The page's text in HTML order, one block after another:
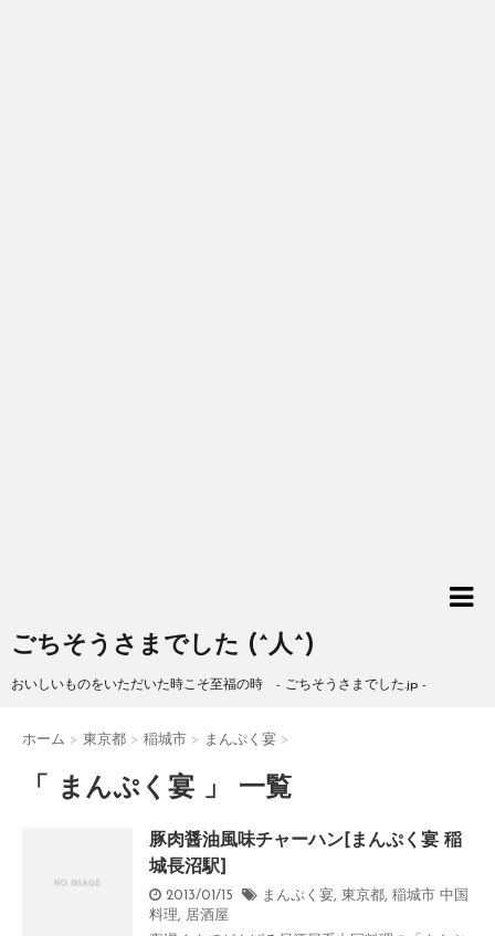
ごちそうさまでした (^人^)
おいしいものをいただいた時こそ至福の時 - ごちそうさまでした.jp -
ホーム > 東京都 > 稲城市 > まんぷく宴 >
「 まんぷく宴 」 一覧
豚肉醤油風味チャーハン[まんぷく宴 稲
城長沼駅]
2013/01/15 まんぷく宴, 東京都, 稲城市 中国
料理, 居酒屋